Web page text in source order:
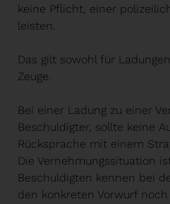
keine Pflicht, einer
leisten.
Das gilt sowohl für
Zeuge.
Bei einer Ladung zu einer
Beschuldigter, sollte keine
Rücksprache mit einem
Die Vernehmungssituation
Beschuldigten kennen bei
den konkreten Vorwurf